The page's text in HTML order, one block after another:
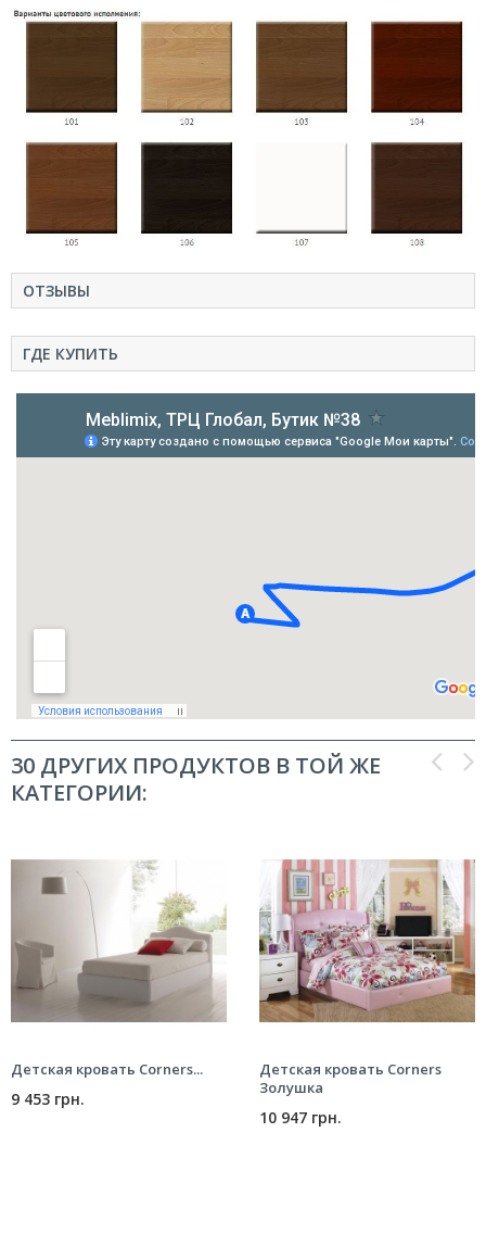
ОТЗЫВЫ
ГДЕ КУПИТЬ
30 ДРУГИХ ПРОДУКТОВ В ТОЙ ЖЕ
КАТЕГОРИИ:
Детская кровать Corners...
9 453 грн.
Детская кровать Corners
Золушка
10 947 грн.